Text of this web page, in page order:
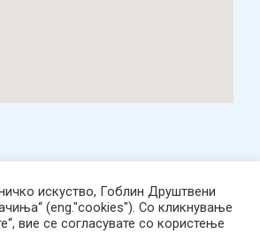
19:00 /саб 12:00-17:00
искуство, Гоблин Друштвени
(eng."cookies"). Со кликнување
вие се согласувате со користење